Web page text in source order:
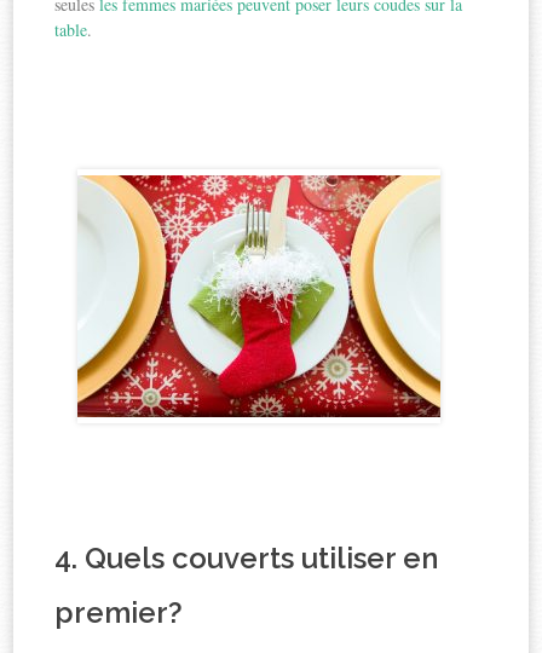
table.
4. Quels couverts utiliser en
premier?